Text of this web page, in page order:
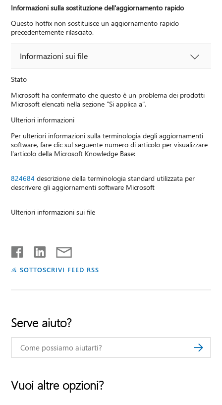
Informazioni sulla sostituzione dell'aggiornamento rapido
Questo hotfix non sostituisce un aggiornamento rapido
precedentemente rilasciato.
Informazioni sui file
Stato
Microsoft ha confermato che questo è un problema dei prodotti
Microsoft elencati nella sezione "Si applica a".
Ulteriori informazioni
Per ulteriori informazioni sulla terminologia degli aggiornamenti
software, fare clic sul seguente numero di articolo per visualizzare
l'articolo della Microsoft Knowledge Base:
824684 descrizione della terminologia standard utilizzata per
descrivere gli aggiornamenti software Microsoft
Ulteriori informazioni sui file
SOTTOSCRIVI FEED RSS
Serve aiuto?
Vuoi altre opzioni?